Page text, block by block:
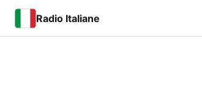
Radio Italiane